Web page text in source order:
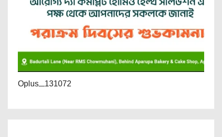
Oplus_131072